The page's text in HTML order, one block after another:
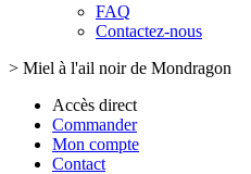
FAQ
Contactez-nous
> Miel à l'ail noir de Mondragon
Accès direct
Commander
Mon compte
Contact